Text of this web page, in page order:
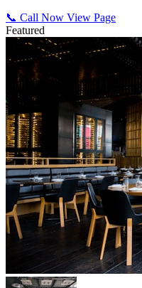
📞 Call Now View Page
Featured